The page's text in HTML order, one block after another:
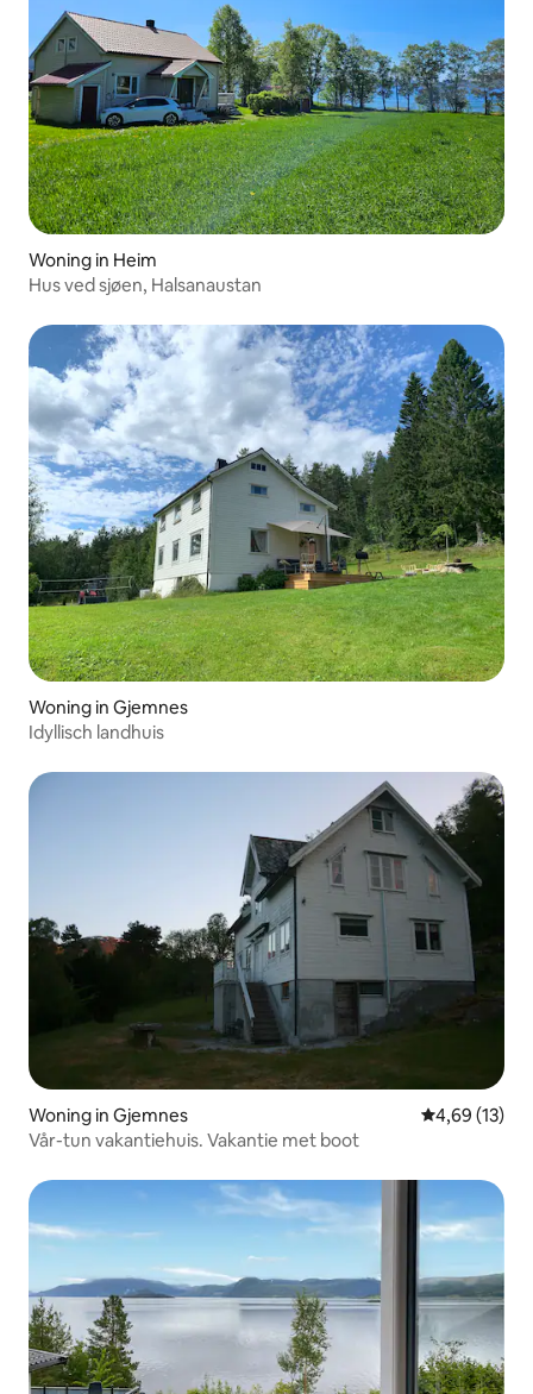
Woning in Heim
Hus ved sjøen, Halsanaustan
Woning in Gjemnes
Idyllisch landhuis
Woning in Gjemnes Gemiddelde
4,69 (13)
Vår-tun vakantiehuis. Vakantie met boot